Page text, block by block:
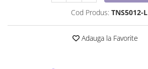
Cadouri pentru DoctoriCod Produs: TNS5012-L
Adauga la Favorite